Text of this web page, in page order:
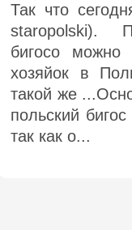
Так что
staropolski).
бигосо можно
хозяйок в
такой же
польский
так как о...